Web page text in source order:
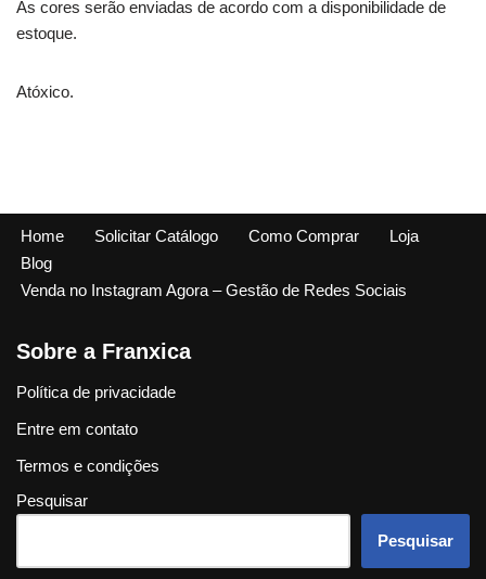
As cores serão enviadas de acordo com a disponibilidade de
estoque.
Atóxico.
Home Solicitar Catálogo Como Comprar
Loja
Blog
Venda no Instagram Agora – Gestão de Redes Sociais
Sobre a Franxica
Política de privacidade
Entre em contato
Termos e condições
Pesquisar
Pesquisar